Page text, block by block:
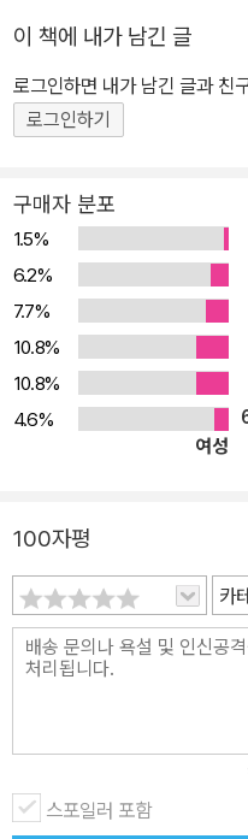
한계는 세계의 한계다.”라고 한
공유하여 세상에 관한 진리를
다. 개념의 일종이 언어이기 때
념의 중요성을 깨닫게 될 것이다. 개념은 언어 외에 독서, 만남, 행위,
나는지가 그 사람의 세계일 수
유가 바로 새로운 개념은 없
때문이라고 말하고 있다. 개념설계에서 앞서가는 사람이 세상을 리드
한다고 말하고 있다. 예수님은
자님, 부처님, 소크라테스는
인간으로 가치가 이동하는 현
에 크나큰 발자취를 남긴 것이
를, 소크라테스는 철학을 개념
시대를 살아가는 사람들의 아픔을 개
립적 위치에 있는 용어가 개념
념을 따라 하는 것이라 노예적
만 사유가 타자의 지배를 받는
도피”라고 한다. 우리 사회는
다. 그런 노예적 사유로도 열
적, 디자인적인 사고를 갖고
하라! 이 책에서는 새로운 개
때문에 기존개념의 안락함에서 벗어
이 책에 내가 남긴 글
로그인하면 내가 남긴 글과 친
로그인하기
구매자 분포
1.5%
6.2%
7.7%
10.8%
10.8%
4.6%
여성
100자평
카
스포일러 포함